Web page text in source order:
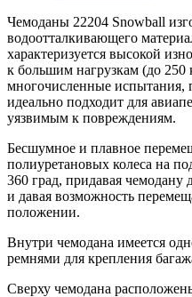
Чемоданы 22204 Snowball
водоотталкивающего
характеризуется высокой
к большим нагрузкам (до 250
многочисленные
идеально подходит для
уязвимым к повреждениям.
Бесшумное и плавное
полиуретановых колеса на
360 град, придавая
и давая возможность
положении.
Внутри чемодана имеется
ремнями для крепления
Сверху чемодана